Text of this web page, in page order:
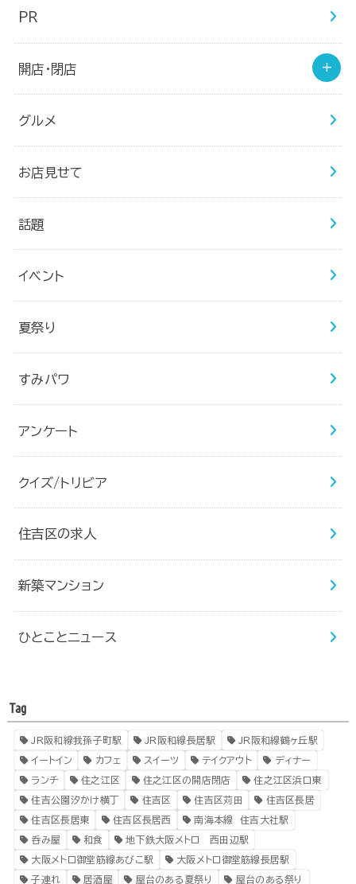
PR
開店・閉店
グルメ
お店見せて
話題
イベント
夏祭り
すみパワ
アンケート
クイズ/トリビア
住吉区の求人
新築マンション
ひとことニュース
Tag
JR阪和線我孫子町駅 JR阪和線長居駅 JR阪和線鶴ヶ丘駅
イートイン カフェ スイーツ テイクアウト ディナー
ランチ 住之江区 住之江区の開店閉店 住之江区浜口東
住吉公園汐かけ横丁 住吉区 住吉区苅田 住吉区長居
住吉区長居東 住吉区長居西 南海本線 住吉大社駅
呑み屋 和食 地下鉄大阪メトロ 西田辺駅
大阪メトロ御堂筋線あびこ駅 大阪メトロ御堂筋線長居駅
子連れ 居酒屋 屋台のある夏祭り 屋台のある祭り